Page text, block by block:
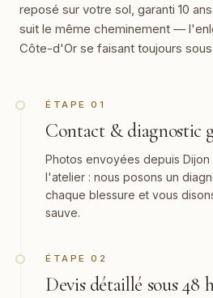
reposé sur votre sol, garanti 10
suit le même cheminement —
Côte-d'Or se faisant toujours
ÉTAPE 01
Contact & diagnostic
Photos envoyées depuis
l'atelier : nous posons un
chaque blessure et vous
sauve.
ÉTAPE 02
Devis détaillé sous 48